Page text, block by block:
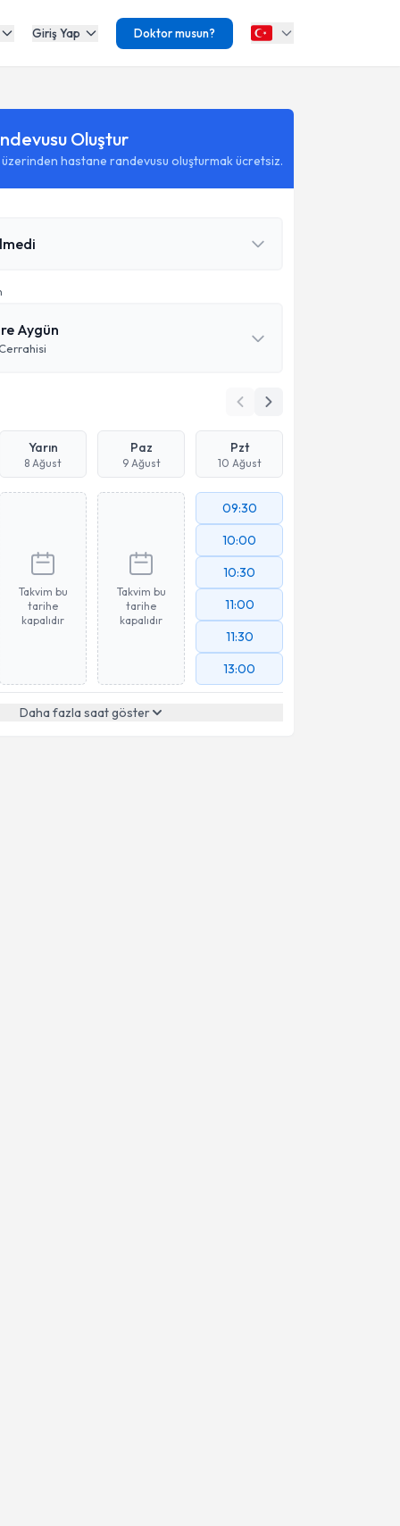
Giriş Yap Doktor musun?
Oluştur
hastane randevusu oluşturmak ücretsiz.
Aygün
Yarın
8 Ağust
Paz
9 Ağust
Pzt
10 Ağust
Takvim bu
tarihe
kapalıdır
Takvim bu
tarihe
kapalıdır
09:30
10:00
10:30
11:00
11:30
13:00
Daha fazla saat göster